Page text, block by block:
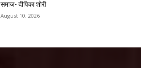
समाज- दीपिका शोरी
August 10, 2026